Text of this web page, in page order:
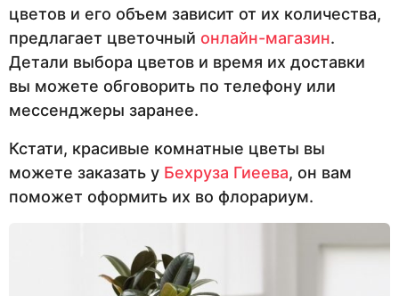
цветов и его объем зависит от их количества,
предлагает цветочный онлайн-магазин.
Детали выбора цветов и время их доставки
вы можете обговорить по телефону или
мессенджеры заранее.
Кстати, красивые комнатные цветы вы
можете заказать у Бехруза Гиеева, он вам
поможет оформить их во флорариум.